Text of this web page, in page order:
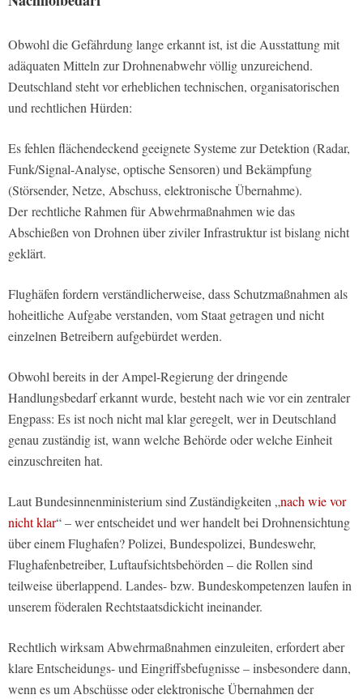
Obwohl die Gefährdung lange erkannt ist, ist die Ausstattung mit
adäquaten Mitteln zur Drohnenabwehr völlig unzureichend.
Deutschland steht vor erheblichen technischen, organisatorischen
und rechtlichen Hürden:
Es fehlen flächendeckend geeignete Systeme zur Detektion (Radar,
Funk/Signal-Analyse, optische Sensoren) und Bekämpfung
(Störsender, Netze, Abschuss, elektronische Übernahme).
Der rechtliche Rahmen für Abwehrmaßnahmen wie das
Abschießen von Drohnen über ziviler Infrastruktur ist bislang nicht
geklärt.
Flughäfen fordern verständlicherweise, dass Schutzmaßnahmen als
hoheitliche Aufgabe verstanden, vom Staat getragen und nicht
einzelnen Betreibern aufgebürdet werden.
Obwohl bereits in der Ampel-Regierung der dringende
Handlungsbedarf erkannt wurde, besteht nach wie vor ein zentraler
Engpass: Es ist noch nicht mal klar geregelt, wer in Deutschland
genau zuständig ist, wann welche Behörde oder welche Einheit
einzuschreiten hat.
Laut Bundesinnenministerium sind Zuständigkeiten „nach wie vor
nicht klar“ – wer entscheidet und wer handelt bei Drohnensichtung
über einem Flughafen? Polizei, Bundespolizei, Bundeswehr,
Flughafenbetreiber, Luftaufsichtsbehörden – die Rollen sind
teilweise überlappend. Landes- bzw. Bundeskompetenzen laufen in
unserem föderalen Rechtstaatsdickicht ineinander.
Rechtlich wirksam Abwehrmaßnahmen einzuleiten, erfordert aber
klare Entscheidungs- und Eingriffsbefugnisse – insbesondere dann,
wenn es um Abschüsse oder elektronische Übernahmen der